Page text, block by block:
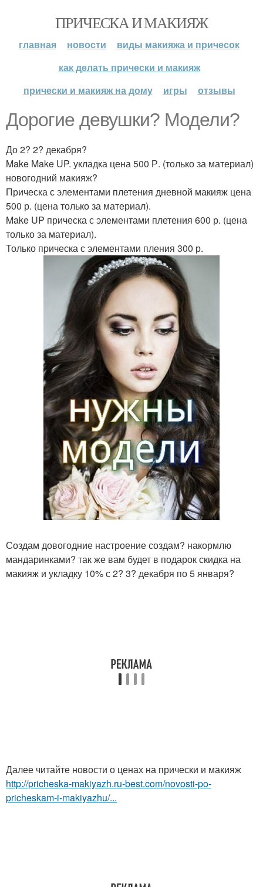
ПРИЧЕСКА И МАКИЯЖ
главная новости
виды макияжа и причесок
как делать прически и макияж
прически и макияж на дому
игры отзывы
Дорогие девушки? Модели?
До 2? 2? декабря?
Make Make UP. укладка цена 500 Р. (только за материал)
новогодний макияж?
Прическа с элементами плетения дневной макияж цена
500 р. (цена только за материал).
Make UP прическа с элементами плетения 600 р. (цена
только за материал).
Только прическа с элементами пления 300 р.
Создам довогодние настроение создам? накормлю
мандаринками? так же вам будет в подарок скидка на
макияж и укладку 10% с 2? 3? декабря по 5 января?
Далее читайте новости о ценах на прически и макияж
http://pricheska-makiyazh.ru-best.com/novosti-po-
pricheskam-i-makiyazhu/...